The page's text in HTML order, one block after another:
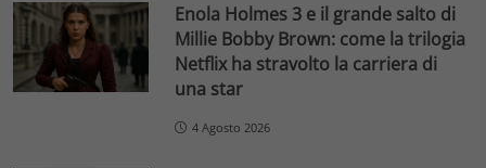
Enola Holmes 3 e il grande salto di
Millie Bobby Brown: come la trilogia
Netflix ha stravolto la carriera di
una star
4 Agosto 2026